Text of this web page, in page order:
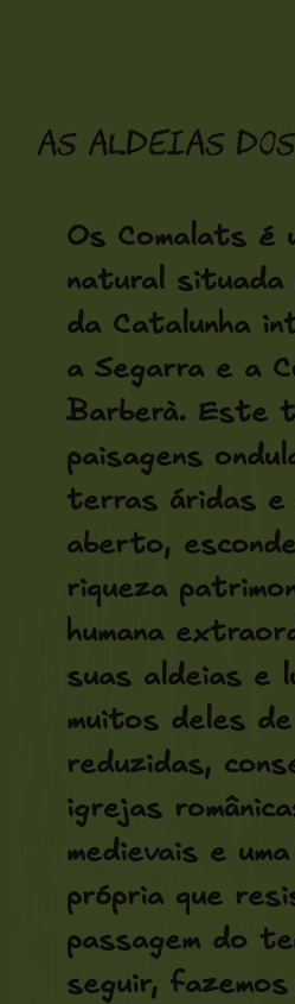
conteúdo
As aldeias
Os Comalats é
natural situada
da Catalunha
a Segarra e a
Barberà. Este
paisagens
terras áridas e
aberto,
riqueza
humana
suas aldeias e
muitos deles
reduzidas,
igrejas
medievais e
própria que
passagem do
seguir, fazemos